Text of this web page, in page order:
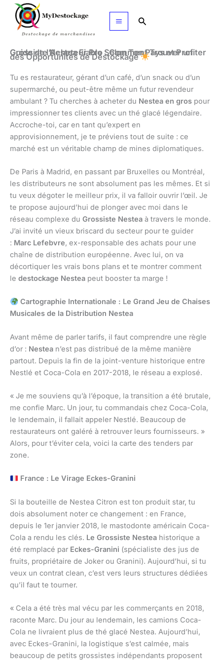
Aller
contenu
Rechercher
Guide de l’Acheteur Pro : Comment Trouver un Grossiste Nestea Fiable Selon Ton Pays et Profiter
des Opportunités de Déstockage
Tu es restaurateur, gérant d’un café, d’un snack ou d’un
supermarché, ou peut-être même un futur revendeur
ambulant ? Tu cherches à acheter du Nestea en gros pour
impressionner tes clients avec un thé glacé légendaire.
Accroche-toi, car en tant qu’expert en
approvisionnement, je te préviens tout de suite : ce
marché est un véritable champ de mines diplomatiques.
De Paris à Madrid, en passant par Bruxelles ou Montréal,
les distributeurs ne sont absolument pas les mêmes. Et si
tu veux dégoter le meilleur prix, il va falloir ouvrir l’œil. Je
te propose aujourd’hui de plonger avec moi dans le
réseau complexe du Grossiste Nestea à travers le monde.
J’ai invité un vieux briscard du secteur pour te guider
: Marc Lefebvre, ex-responsable des achats pour une
chaîne de distribution européenne. Avec lui, on va
décortiquer les vrais bons plans et te montrer comment
le destockage Nestea peut booster ta marge !
Cartographie Internationale : Le Grand Jeu de Chaises
Musicales de la Distribution Nestea
Avant même de parler tarifs, il faut comprendre une règle
d’or : Nestea n’est pas distribué de la même manière
partout. Depuis la fin de la joint-venture historique entre
Nestlé et Coca-Cola en 2017-2018, le réseau a explosé.
« Je me souviens qu’à l’époque, la transition a été brutale,
me confie Marc. Un jour, tu commandais chez Coca-Cola,
le lendemain, il fallait appeler Nestlé. Beaucoup de
restaurateurs ont galéré à retrouver leurs fournisseurs. »
Alors, pour t’éviter cela, voici la carte des tenders par
zone.
France : Le Virage Eckes-Granini
Si la bouteille de Nestea Citron est ton produit star, tu
dois absolument noter ce changement : en France,
depuis le 1er janvier 2018, le mastodonte américain Coca-
Cola a rendu les clés. Le Grossiste Nestea historique a
été remplacé par Eckes-Granini (spécialiste des jus de
fruits, propriétaire de Joker ou Granini). Aujourd’hui, si tu
veux un contrat clean, c’est vers leurs structures dédiées
qu’il faut te tourner.
« Cela a été très mal vécu par les commerçants en 2018,
raconte Marc. Du jour au lendemain, les camions Coca-
Cola ne livraient plus de thé glacé Nestea. Aujourd’hui,
avec Eckes-Granini, la logistique s’est calmée, mais
beaucoup de petits grossistes indépendants proposent